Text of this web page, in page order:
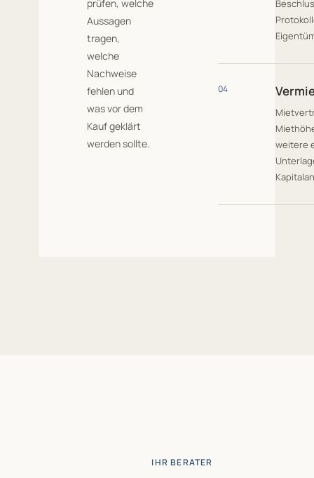
prüfen, welche
Aussagen
tragen,
welche
Nachweise
fehlen und
was vor dem
Kauf geklärt
werden sollte.
04
weitere
IHR BERATER